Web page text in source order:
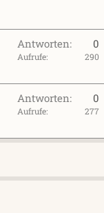
Antworten 0
Aufrufe 290
Antworten 0
Aufrufe 277